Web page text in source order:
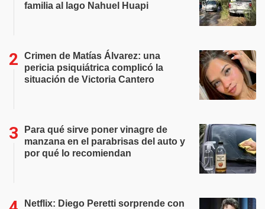
familia al lago Nahuel Huapi
Crimen de Matías Álvarez: una
pericia psiquiátrica complicó la
situación de Victoria Cantero
Para qué sirve poner vinagre de
manzana en el parabrisas del auto y
por qué lo recomiendan
Netflix: Diego Peretti sorprende con